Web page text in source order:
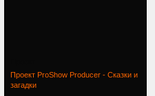
Проект ProShow Producer - Сказки и
загадки